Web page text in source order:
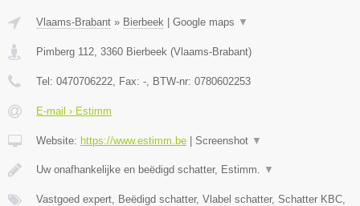
Vlaams-Brabant » Bierbeek Google maps ▼
Pimberg 112 3360 Bierbeek (Vlaams-Brabant)
Tel: 0470706222 , Fax: - , BTW-nr: 0780602253
E-mail › Estimm
Website: https://www.estimm.be Screenshot ▼
Uw onafhankelijke en beëdigd schatter, Estimm. ▼
Vastgoed expert, Beëdigd schatter, Vlabel schatter, Schatter KBC,